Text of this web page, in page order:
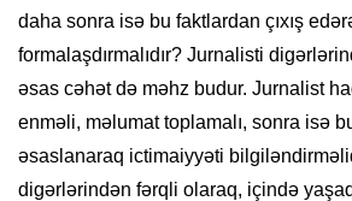
daha sonra isə bu faktlardan çıxış
formalaşdırmalıdır? Jurnalisti
əsas cəhət də məhz budur. Jurnalist
enməli, məlumat toplamalı, sonra isə
əsaslanaraq ictimaiyyəti
digərlərindən fərqli olaraq, içində